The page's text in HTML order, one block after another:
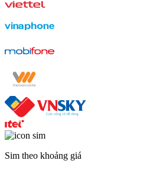
Sim theo khoảng giá